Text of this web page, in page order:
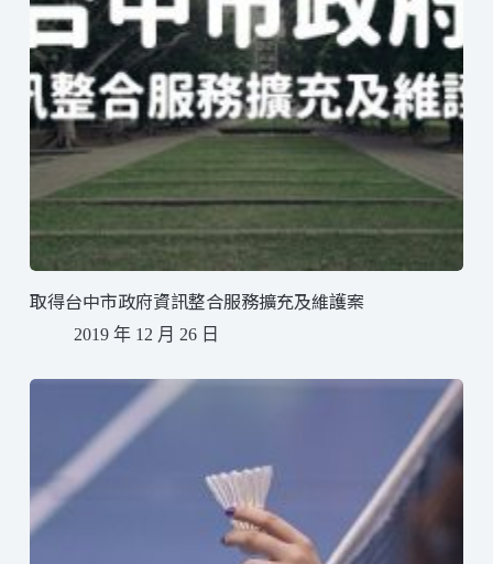
取得台中市政府資訊整合服務擴充及維護案
2019 年 12 月 26 日